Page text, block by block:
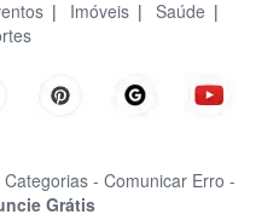
| Imóveis | Saúde |
Categorias - Comunicar Erro -
Grátis